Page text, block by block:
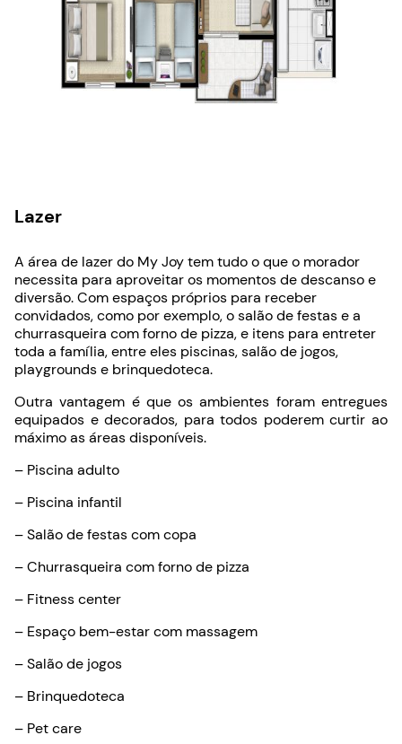
Lazer
A área de lazer do My Joy tem tudo o que o morador
necessita para aproveitar os momentos de descanso e
diversão. Com espaços próprios para receber
convidados, como por exemplo, o salão de festas e a
churrasqueira com forno de pizza, e itens para entreter
toda a família, entre eles piscinas, salão de jogos,
playgrounds e brinquedoteca.
Outra vantagem é que os ambientes foram entregues
equipados e decorados, para todos poderem curtir ao
máximo as áreas disponíveis.
– Piscina adulto
– Piscina infantil
– Salão de festas com copa
– Churrasqueira com forno de pizza
– Fitness center
– Espaço bem-estar com massagem
– Salão de jogos
– Brinquedoteca
– Pet care